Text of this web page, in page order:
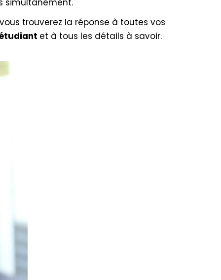
simultanément.
trouverez la réponse à toutes vos
et à tous les détails à savoir.